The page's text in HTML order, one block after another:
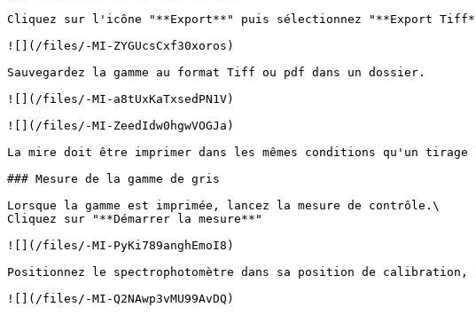
Cliquez sur l'icône "**Export**" puis sélectionnez "**Export
![](/files/-MI-ZYGUcsCxf30xoros)
Sauvegardez la gamme au format Tiff ou pdf dans un dossier.
![](/files/-MI-a8tUxKaTxsedPN1V)
![](/files/-MI-ZeedIdw0hgwVOGJa)
La mire doit être imprimer dans les mêmes conditions qu'un
### Mesure de la gamme de gris
Lorsque la gamme est imprimée, lancez la mesure de contrôle.\
Cliquez sur "**Démarrer la mesure**"
![](/files/-MI-PyKi789anghEmoI8)
Positionnez le spectrophotomètre dans sa position de
![](/files/-MI-Q2NAwp3vMU99AvDQ)